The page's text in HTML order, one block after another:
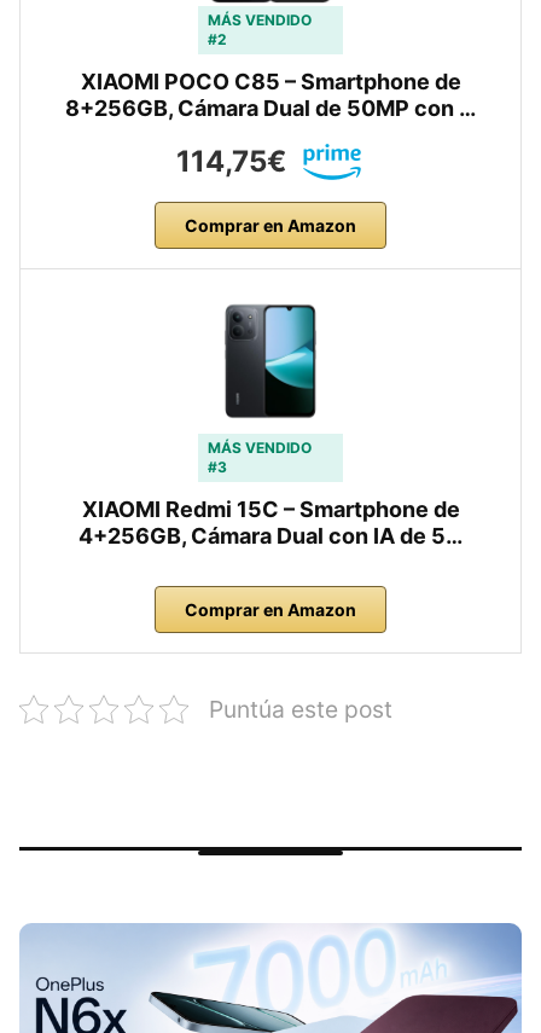
MÁS VENDIDO
#2
XIAOMI POCO C85 – Smartphone de
8+256GB, Cámara Dual de 50MP con …
114,75€
Comprar en Amazon
MÁS VENDIDO
#3
XIAOMI Redmi 15C – Smartphone de
4+256GB, Cámara Dual con IA de 5…
Comprar en Amazon
Puntúa este post